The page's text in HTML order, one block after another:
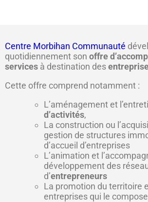
Centre Morbihan Communauté
quotidiennement son offre
services à destination des
Cette offre comprend notamment :
L’aménagement et
d’activités,
La construction ou
gestion de structures
d’accueil d’entreprises
L’animation et
développement des
d’entrepreneurs
La promotion du territoire
entreprises qui le